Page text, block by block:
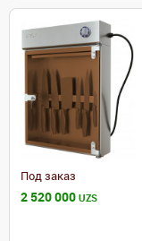
Под заказ
2 520 000 UZS